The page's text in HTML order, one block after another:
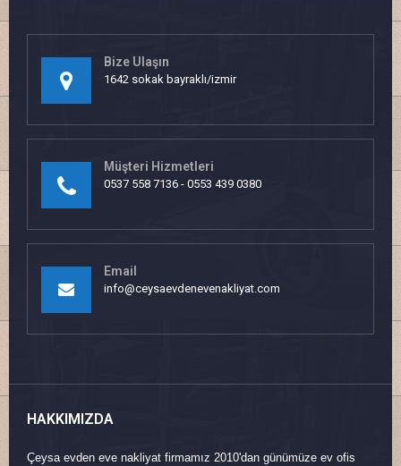
Bize Ulaşın
1642 sokak bayraklı/izmir
Müşteri Hizmetleri
0537 558 7136 - 0553 439 0380
Email
info@ceysaevdenevenakliyat.com
HAKKIMIZDA
Çeysa evden eve nakliyat firmamız 2010'dan günümüze ev ofis